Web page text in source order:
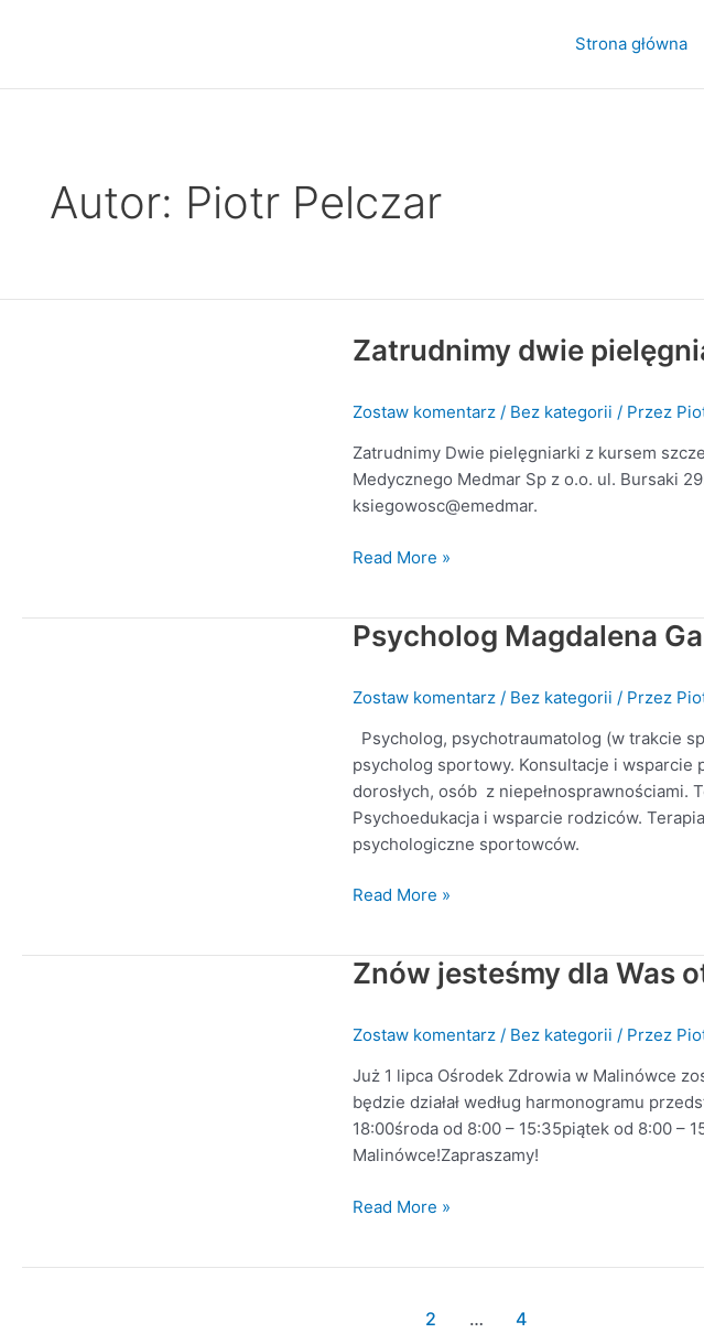
Strona główna
Autor: Piotr Pelczar
Zatrudnimy dwie
Zostaw komentarz / Bez kategorii / Przez
Zatrudnimy Dwie pielęgniarki z kursem
Medycznego Medmar Sp z o.o. ul. Bursaki
ksiegowosc@emedmar.
Zatrudnimy
Read More »
Psycholog Magdalena
Zostaw komentarz / Bez kategorii / Przez
Psycholog, psychotraumatolog (w trakcie
psycholog sportowy. Konsultacje i wsparcie
dorosłych, osób z niepełnosprawnościami.
Psychoedukacja i wsparcie rodziców.
psychologiczne sportowców.
Psycholog
Magdalena
Read More »
Znów jesteśmy dla Was
Zostaw komentarz / Bez kategorii / Przez
Już 1 lipca Ośrodek Zdrowia w Malinówce
będzie działał według harmonogramu
18:00środa od 8:00 – 15:35piątek od 8:00 –
Malinówce!Zapraszamy!
Znów
Was
otwarci!
Read More »
2 … 4